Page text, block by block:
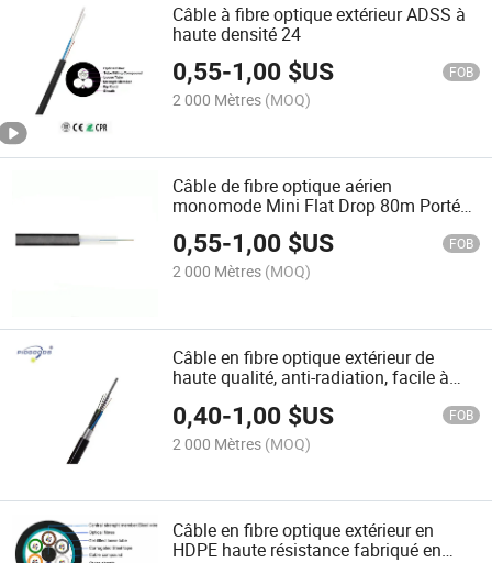
Câble à fibre optique extérieur ADSS à
haute densité 24
0,55-1,00 $US FOB
2 000 Mètres (MOQ)
Câble de fibre optique aérien
monomode Mini Flat Drop 80m Portée
non métallique 6 8 12 24 Noyau
0,55-1,00 $US FOB
2 000 Mètres (MOQ)
Câble en fibre optique extérieur de
haute qualité, anti-radiation, facile à
mécaniques
0,40-1,00 $US FOB
2 000 Mètres (MOQ)
Câble en fibre optique extérieur en
HDPE haute résistance fabriqué en